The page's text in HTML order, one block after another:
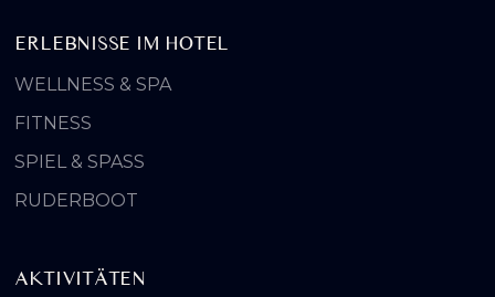
ERLEBNISSE IM HOTEL
WELLNESS & SPA
FITNESS
SPIEL & SPASS
RUDERBOOT
AKTIVITÄTEN